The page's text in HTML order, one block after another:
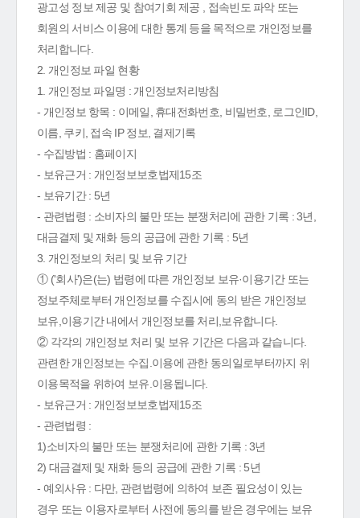
광고성 정보 제공 및 참여기회 제공 , 접속빈도 파악 또는
회원의 서비스 이용에 대한 통계 등을 목적으로 개인정보를
처리합니다.
2. 개인정보 파일 현황
1. 개인정보 파일명 : 개인정보처리방침
- 개인정보 항목 : 이메일, 휴대전화번호, 비밀번호, 로그인ID,
이름, 쿠키, 접속 IP 정보, 결제기록
- 수집방법 : 홈페이지
- 보유근거 : 개인정보보호법제15조
- 보유기간 : 5년
- 관련법령 : 소비자의 불만 또는 분쟁처리에 관한 기록 : 3년,
대금결제 및 재화 등의 공급에 관한 기록 : 5년
3. 개인정보의 처리 및 보유 기간
① ('회사')은(는) 법령에 따른 개인정보 보유·이용기간 또는
정보주체로부터 개인정보를 수집시에 동의 받은 개인정보
보유,이용기간 내에서 개인정보를 처리,보유합니다.
② 각각의 개인정보 처리 및 보유 기간은 다음과 같습니다.
관련한 개인정보는 수집.이용에 관한 동의일로부터까지 위
이용목적을 위하여 보유.이용됩니다.
- 보유근거 : 개인정보보호법제15조
- 관련법령 :
1)소비자의 불만 또는 분쟁처리에 관한 기록 : 3년
2) 대금결제 및 재화 등의 공급에 관한 기록 : 5년
- 예외사유 : 다만, 관련법령에 의하여 보존 필요성이 있는
경우 또는 이용자로부터 사전에 동의를 받은 경우에는 보유